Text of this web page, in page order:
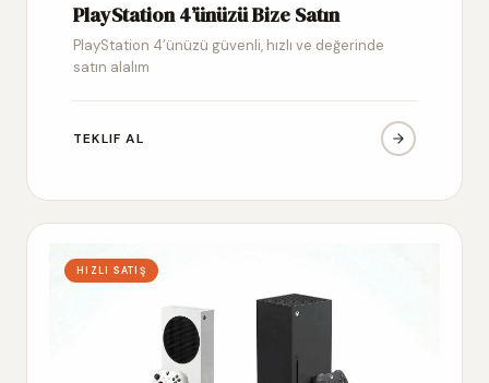
PlayStation 4’ünüzü Bize Satın
PlayStation 4’ünüzü güvenli, hızlı ve değerinde
satın alalım
TEKLIF AL
HIZLI SATIŞ